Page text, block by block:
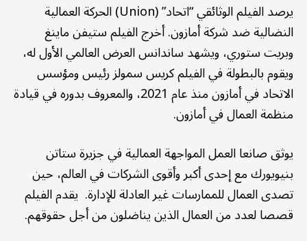
يرصد الفيلم الوثائقي “اتحاد” (Union) الحركة العمالية
النضالية ضد شركة أمازون. أخرج الفيلم ستيفن ماينغ
وبريت ستوري، ويشهد ساندانس العرض العالمي الأول له،
ويقوم بالبطولة في الفيلم كريس سمولز رئيس ومؤسس
الاتحاد في أمازون منذ عام 2021، والمعروف بدوره في قيادة
منظمة العمال في أمازون.
يوثق صانعا العمل المواجهة العمالية في جزيرة ستاتن
بنيويورك مع إحدى أكبر وأقوى الشركات في العالم، حين
تصدى العمال للممارسات غير العادلة للإدارة. يقدم الفيلم
قصصا لعدد من العمال الذين يناضلون من أجل حقوقهم.